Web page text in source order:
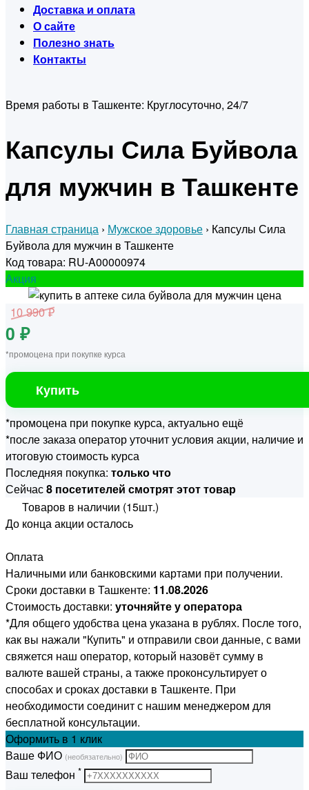
Доставка и оплата
О сайте
Полезно знать
Контакты
Время работы в Ташкенте: Круглосуточно, 24/7
Капсулы Сила Буйвола
для мужчин в Ташкенте
Главная страница › Мужское здоровье › Капсулы Сила
Буйвола для мужчин в Ташкенте
Код товара: RU-A00000974
Акция
10 990 ₽
0 ₽
*промоцена при покупке курса
Купить
*промоцена при покупке курса, актуально ещё
*после заказа оператор уточнит условия акции, наличие и
итоговую стоимость курса
Последняя покупка: только что
Сейчас8 посетителей смотрят этот товар
Товаров в наличии (15шт.)
До конца акции осталось
Оплата
Наличными или банковскими картами при получении.
Сроки доставки в Ташкенте: 11.08.2026
Стоимость доставки: уточняйте у оператора
*Для общего удобства цена указана в рублях. После того,
как вы нажали "Купить" и отправили свои данные, с вами
свяжется наш оператор, который назовёт сумму в
валюте вашей страны, а также проконсультирует о
способах и сроках доставки в Ташкенте. При
необходимости соединит с нашим менеджером для
бесплатной консультации.
Оформить в 1 клик
Ваше ФИО (необязательно)
Ваш телефон *